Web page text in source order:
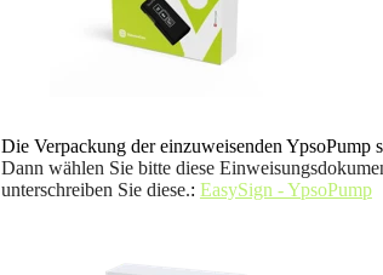
Die Verpackung der einzuweisenden YpsoPump
Dann wählen Sie bitte diese
unterschreiben Sie diese.: EasySign - YpsoPump